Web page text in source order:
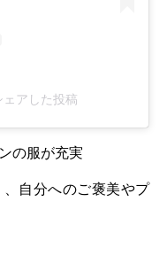
アした投稿
の服が充実
自分へのご褒美やプ